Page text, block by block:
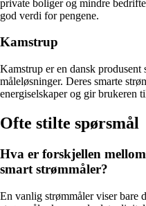
private boliger og mindre
god verdi for pengene.
Kamstrup
Kamstrup er en dansk
måleløsninger. Deres smarte
energiselskaper og gir brukeren
Ofte stilte spørsmål
Hva er forskjellen
smart strømmåler?
En vanlig strømmåler viser bare